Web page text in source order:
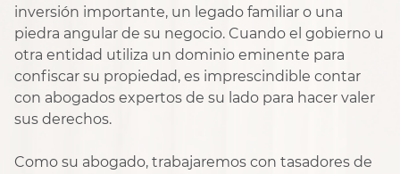
inversión importante, un legado familiar o una
piedra angular de su negocio. Cuando el gobierno u
otra entidad utiliza un dominio eminente para
confiscar su propiedad, es imprescindible contar
con abogados expertos de su lado para hacer valer
sus derechos.
Como su abogado, trabajaremos con tasadores de